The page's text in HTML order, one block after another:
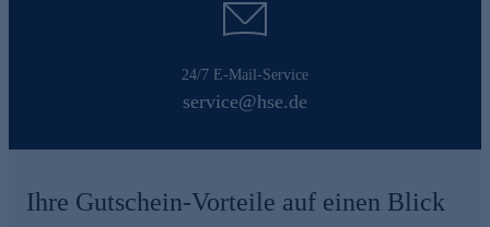
24/7 E-Mail-Service
service@hse.de
Ihre Gutschein-Vorteile auf einen Blick